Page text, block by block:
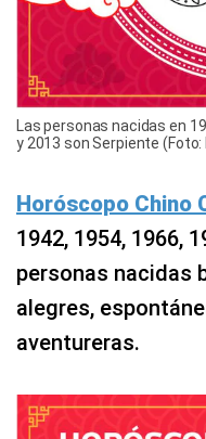
Las personas nacidas en
y 2013 son Serpiente (Foto:
Horóscopo Chino
1942, 1954, 1966,
personas nacidas
alegres,
aventureras.